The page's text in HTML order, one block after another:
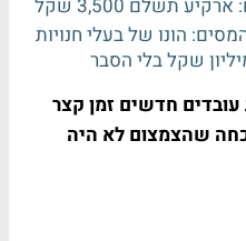
הונו של בעלי חנויות
חדשים זמן קצר
שהצמצום לא היה